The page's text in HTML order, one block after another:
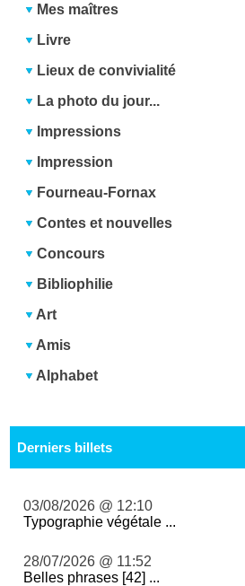
Mes maîtres
Livre
Lieux de convivialité
La photo du jour...
Impressions
Impression
Fourneau-Fornax
Contes et nouvelles
Concours
Bibliophilie
Art
Amis
Alphabet
Derniers billets
03/08/2026 @ 12:10
Typographie végétale ...
28/07/2026 @ 11:52
Belles phrases [42] ...